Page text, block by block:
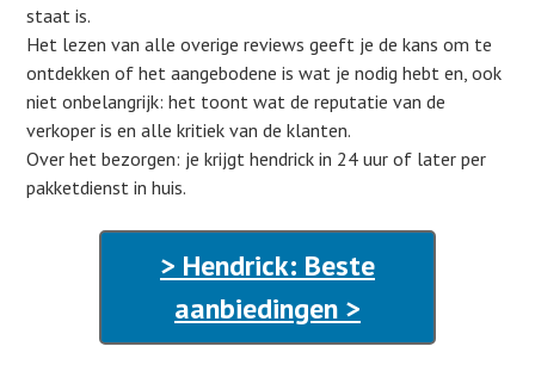
staat is.
Het lezen van alle overige reviews geeft je de kans om te
ontdekken of het aangebodene is wat je nodig hebt en, ook
niet onbelangrijk: het toont wat de reputatie van de
verkoper is en alle kritiek van de klanten.
Over het bezorgen: je krijgt hendrick in 24 uur of later per
pakketdienst in huis.
> Hendrick: Beste
aanbiedingen >